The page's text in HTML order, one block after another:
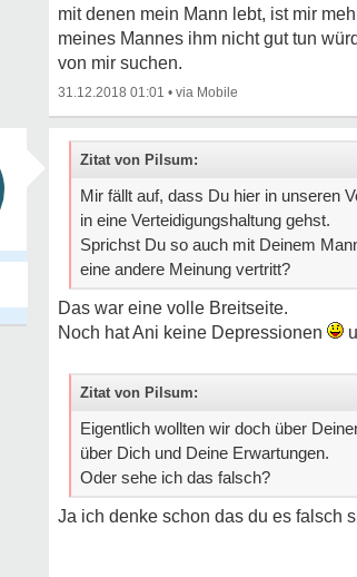
mit denen mein Mann lebt, ist mir
meines Mannes ihm nicht gut tun
von mir suchen.
31.12.2018 01:01 •
Zitat von Pilsum:
Mir fällt auf, dass Du hier in unseren
in eine Verteidigungshaltung gehst.
Sprichst Du so auch mit Deinem
eine andere Meinung vertritt?
Das war eine volle Breitseite.
Noch hat Ani keine Depressionen
Zitat von Pilsum:
Eigentlich wollten wir doch über
über Dich und Deine Erwartungen.
Oder sehe ich das falsch?
Ja ich denke schon das du es falsch